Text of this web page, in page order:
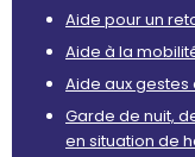
Aide pour un
Aide à la
Aide aux gestes
Garde de nuit,
en situation de